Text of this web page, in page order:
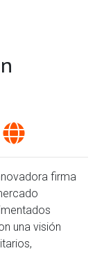
firma
una visión